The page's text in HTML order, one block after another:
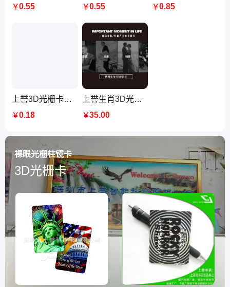
￥0.55 ￥0.55 ￥0.85
上誉3D光栅卡定制 亮面PET材质商务馈赠礼品 54尺寸内包装
￥0.18
上誉生肖3D光栅真皮皮带男二层牛皮棕色商务款十二生肖腰带130cm
￥35.00
裸眼光栅柱镜卡
3D光栅卡